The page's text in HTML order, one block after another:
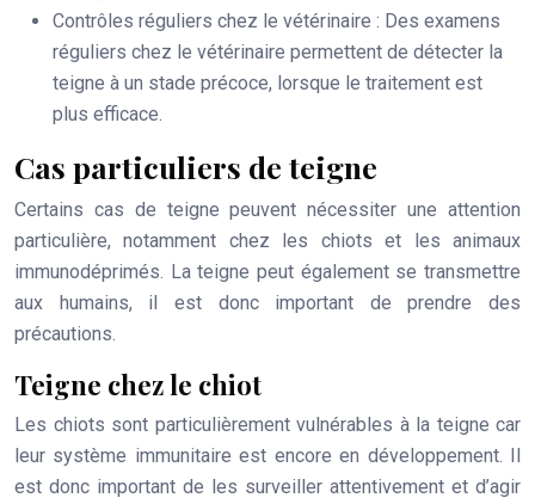
Contrôles réguliers chez le vétérinaire : Des examens
réguliers chez le vétérinaire permettent de détecter la
teigne à un stade précoce, lorsque le traitement est
plus efficace.
Cas particuliers de teigne
Certains cas de teigne peuvent nécessiter une attention
particulière, notamment chez les chiots et les animaux
immunodéprimés. La teigne peut également se transmettre
aux humains, il est donc important de prendre des
précautions.
Teigne chez le chiot
Les chiots sont particulièrement vulnérables à la teigne car
leur système immunitaire est encore en développement. Il
est donc important de les surveiller attentivement et d’agir